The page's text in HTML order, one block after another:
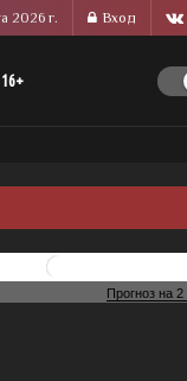
2026 г. Вход
16+